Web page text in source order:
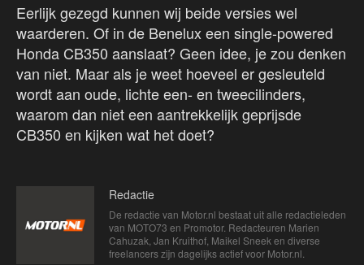
Eerlijk gezegd kunnen wij beide versies wel
waarderen. Of in de Benelux een single-powered
Honda CB350 aanslaat? Geen idee, je zou denken
van niet. Maar als je weet hoeveel er gesleuteld
wordt aan oude, lichte een- en tweecilinders,
waarom dan niet een aantrekkelijk geprijsde
CB350 en kijken wat het doet?
Redactie
De redactie van Motor.nl bestaat uit alle redactieleden
van MOTO73 en Promotor. Redacteuren Marien
Cahuzak, Jan Kruithof, Maikel Sneek en diverse
freelancers zijn dagelijks actief voor Motor.nl.